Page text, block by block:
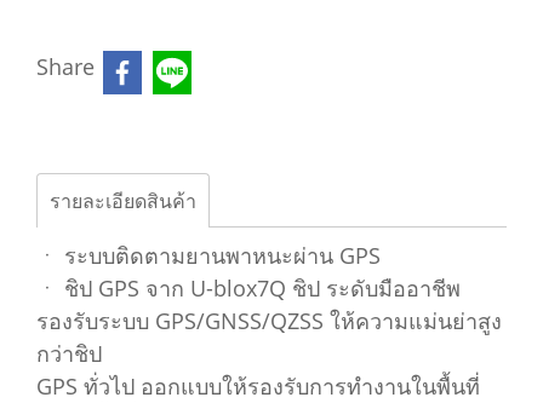
Share
รายละเอียดสินค้า
ㆍ ระบบติดตามยานพาหนะผ่าน GPS
ㆍ ชิป GPS จาก U-blox7Q ชิป ระดับมืออาชีพ
รองรับระบบ GPS/GNSS/QZSS ให้ความแม่นย่าสูง
กว่าชิป
GPS ทั่วไป ออกแบบให้รองรับการทำงานในพื้นที่